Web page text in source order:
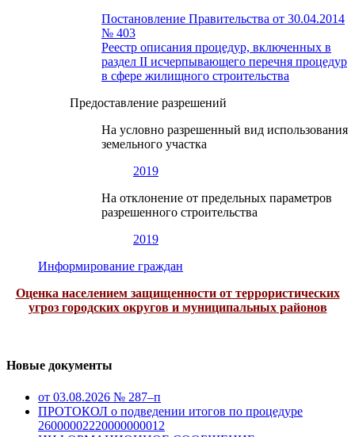
Постановление Правительства от 30.04.2014
№ 403
Реестр описания процедур, включенных в
раздел II исчерпывающего перечня процедур
в сфере жилищного строительства
Предоставление разрешений
На условно разрешенный вид использования
земельного участка
2019
На отклонение от предельных параметров
разрешенного строительства
2019
Информирование граждан
Оценка населением защищенности от террористических
угроз городских округов и муниципальных районов
Новые документы
от 03.08.2026 № 287–п
ПРОТОКОЛ о подведении итогов по процедуре
26000002220000000012